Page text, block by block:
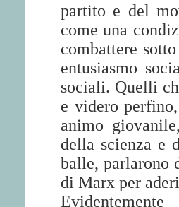
partito e del
come una
combattere
entusiasmo
sociali. Quelli
e videro
animo
della scienza e
balle, parlarono
di Marx per